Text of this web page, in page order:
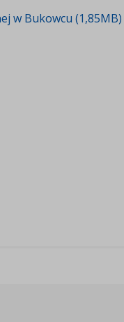
w Bukowcu (1,85MB)